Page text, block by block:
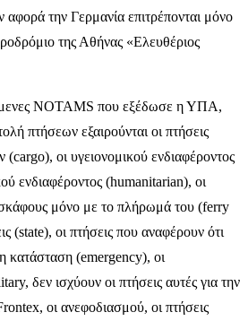
την Γερμανία επιτρέπονται μόνο
της Αθήνας «Ελευθέριος
ΝΟΤΑΜS που εξέδωσε η ΥΠΑ,
πτήσεων εξαιρούνται οι πτήσεις
οι υγειονομικού ενδιαφέροντος
ενδιαφέροντος (humanitarian), οι
μόνο με το πλήρωμά του (ferry
(state), οι πτήσεις που αναφέρουν ότι
κατάσταση (emergency), οι
δεν ισχύουν οι πτήσεις αυτές για την
οι ανεφοδιασμού, οι πτήσεις